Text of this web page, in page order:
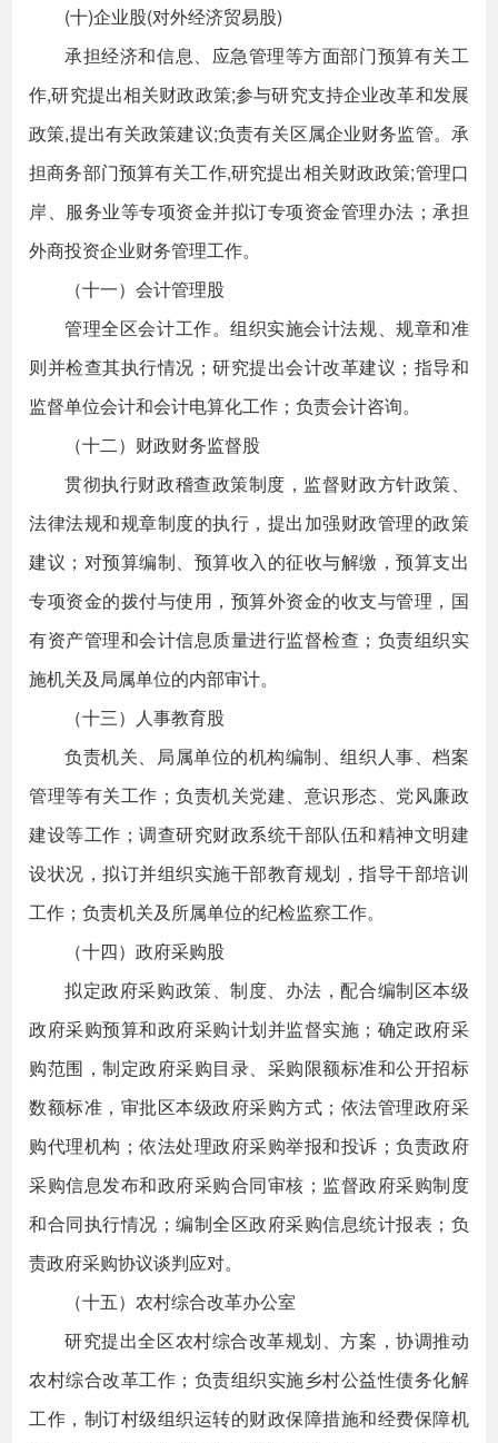
(十)企业股(对外经济贸易股)
承担经济和信息、应急管理等方面部门预算有关工
作,研究提出相关财政政策;参与研究支持企业改革和发展
政策,提出有关政策建议;负责有关区属企业财务监管。承
担商务部门预算有关工作,研究提出相关财政政策;管理口
岸、服务业等专项资金并拟订专项资金管理办法；承担
外商投资企业财务管理工作。
（十一）会计管理股
管理全区会计工作。组织实施会计法规、规章和准
则并检查其执行情况；研究提出会计改革建议；指导和
监督单位会计和会计电算化工作；负责会计咨询。
（十二）财政财务监督股
贯彻执行财政稽查政策制度，监督财政方针政策、
法律法规和规章制度的执行，提出加强财政管理的政策
建议；对预算编制、预算收入的征收与解缴，预算支出
专项资金的拨付与使用，预算外资金的收支与管理，国
有资产管理和会计信息质量进行监督检查；负责组织实
施机关及局属单位的内部审计。
（十三）人事教育股
负责机关、局属单位的机构编制、组织人事、档案
管理等有关工作；负责机关党建、意识形态、党风廉政
建设等工作；调查研究财政系统干部队伍和精神文明建
设状况，拟订并组织实施干部教育规划，指导干部培训
工作；负责机关及所属单位的纪检监察工作。
（十四）政府采购股
拟定政府采购政策、制度、办法，配合编制区本级
政府采购预算和政府采购计划并监督实施；确定政府采
购范围，制定政府采购目录、采购限额标准和公开招标
数额标准，审批区本级政府采购方式；依法管理政府采
购代理机构；依法处理政府采购举报和投诉；负责政府
采购信息发布和政府采购合同审核；监督政府采购制度
和合同执行情况；编制全区政府采购信息统计报表；负
责政府采购协议谈判应对。
（十五）农村综合改革办公室
研究提出全区农村综合改革规划、方案，协调推动
农村综合改革工作；负责组织实施乡村公益性债务化解
工作，制订村级组织运转的财政保障措施和经费保障机